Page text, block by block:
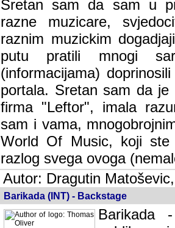
Sretan sam da sam u
muzicare, svjedociti
muzickim dogadjajima...
mnogi saradnici koji
doprinosili vrijednosti i
sam da je i moj web
imala razumijevanja za
mnogobrojnim
Music, koji ste ga
ovoga (nemalog) rada.
Autor: Dragutin
Barikada (INT) - Backstage
Barikada